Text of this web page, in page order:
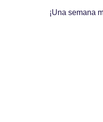
¡Una semana